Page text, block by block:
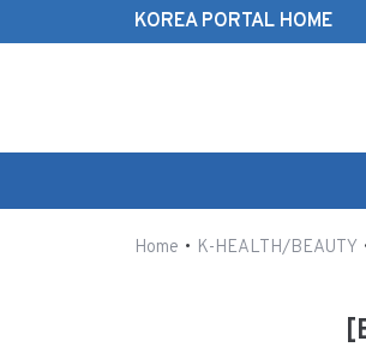
KOREA PORTAL HOME
Home • K-HEALTH/BEAUTY